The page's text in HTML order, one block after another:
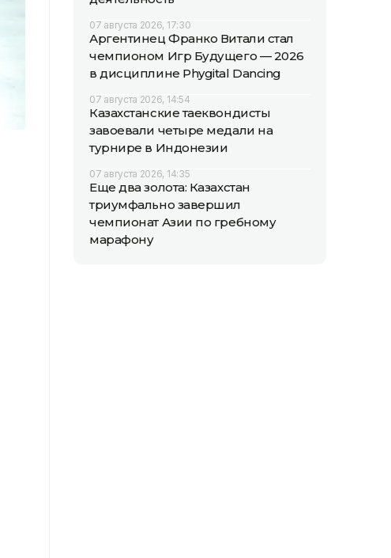
07 августа 2026, 17:30
Аргентинец Франко Витали стал
чемпионом Игр Будущего — 2026
в дисциплине Phygital Dancing
07 августа 2026, 14:54
Казахстанские таеквондисты
завоевали четыре медали на
турнире в Индонезии
07 августа 2026, 14:35
Еще два золота: Казахстан
триумфально завершил
чемпионат Азии по гребному
марафону